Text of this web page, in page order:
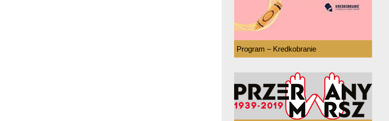
Program – Kredkobranie